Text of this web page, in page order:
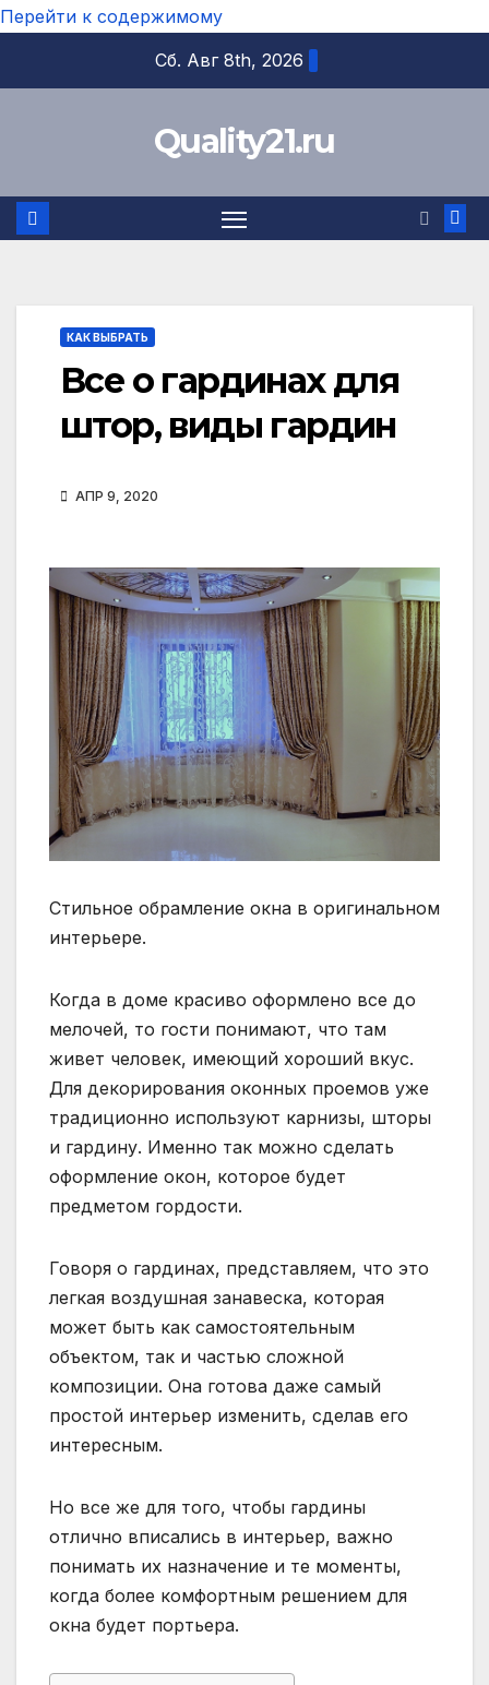
Перейти к содержимому
Сб. Авг 8th, 2026
Quality21.ru
КАК ВЫБРАТЬ
Все о гардинах для
штор, виды гардин
АПР 9, 2020
Стильное обрамление окна в оригинальном
интерьере.
Когда в доме красиво оформлено все до
мелочей, то гости понимают, что там
живет человек, имеющий хороший вкус.
Для декорирования оконных проемов уже
традиционно используют карнизы, шторы
и гардину. Именно так можно сделать
оформление окон, которое будет
предметом гордости.
Говоря о гардинах, представляем, что это
легкая воздушная занавеска, которая
может быть как самостоятельным
объектом, так и частью сложной
композиции. Она готова даже самый
простой интерьер изменить, сделав его
интересным.
Но все же для того, чтобы гардины
отлично вписались в интерьер, важно
понимать их назначение и те моменты,
когда более комфортным решением для
окна будет портьера.